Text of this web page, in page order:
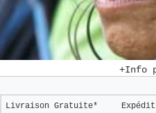
+Info
Livraison Gratuite*